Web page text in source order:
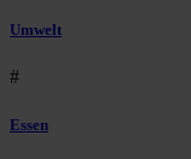
Umwelt
#
Essen